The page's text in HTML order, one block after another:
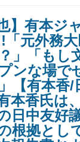
】有本ジ
「元外務
」「もし
ンな場で
【有本香/
本香氏は
日中友好
根拠とし